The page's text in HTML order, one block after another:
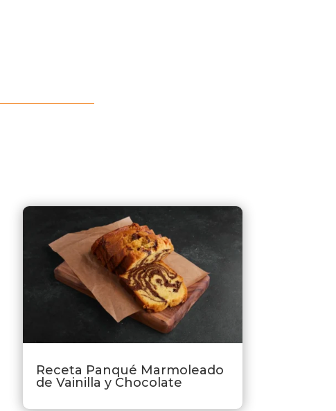
Receta Panqué Marmoleado
de Vainilla y Chocolate